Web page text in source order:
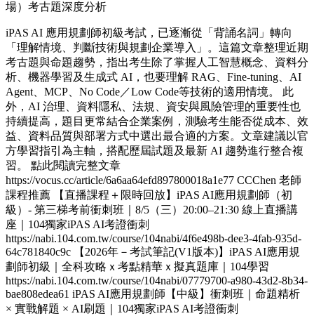
場）考古題深度分析
iPAS AI 應用規劃師初級考試，已逐漸從「背誦名詞」轉向
「理解情境、判斷技術與規劃企業導入」。這篇文章整理近期
考古題與命題趨勢，指出考生除了掌握人工智慧概念、資料分
析、機器學習及生成式 AI，也要理解 RAG、Fine-tuning、AI
Agent、MCP、No Code／Low Code等技術的適用情境。 此
外，AI 治理、資料隱私、法規、資安與風險管理的重要性也
持續提高，題目更常結合企業案例，測驗考生能否從成本、效
益、資料品質與部署方式中選出最合適的方案。文章建議以官
方學習指引為主軸，搭配歷屆試題及最新 AI 趨勢進行整合複
習。 點此閱讀完整文章
https://vocus.cc/article/6a6aa64efd897800018a1e77 CCChen 老師
課程推薦 【直播課程＋限時回放】iPAS AI應用規劃師（初
級）- 第三梯考前衝刺班｜8/5（三）20:00–21:30 線上直播講
座｜104獨家iPAS AI考證衝刺
https://nabi.104.com.tw/course/104nabi/4f6e498b-dee3-4fab-935d-
64c781840c9c 【2026年－考試筆記(V1版本)】iPAS AI應用規
劃師初級｜全科攻略ｘ考點精華ｘ擬真題庫｜104學習
https://nabi.104.com.tw/course/104nabi/07779700-a980-43d2-8b34-
bae808edea61 iPAS AI應用規劃師【中級】衝刺班｜命題精析
× 實戰解題 × AI刷題​｜104獨家iPAS AI考證衝刺